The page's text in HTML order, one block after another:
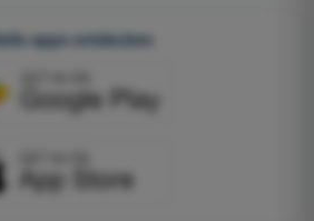
apps entdecken